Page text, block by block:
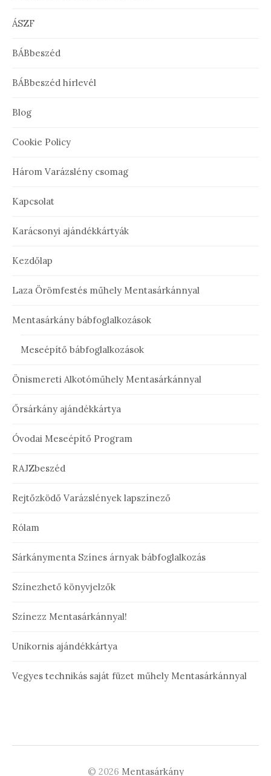
ÁSZF
BÁBbeszéd
BÁBbeszéd hírlevél
Blog
Cookie Policy
Három Varázslény csomag
Kapcsolat
Karácsonyi ajándékkártyák
Kezdőlap
Laza Örömfestés műhely Mentasárkánnyal
Mentasárkány bábfoglalkozások
Meseépítő bábfoglalkozások
Önismereti Alkotóműhely Mentasárkánnyal
Őrsárkány ajándékkártya
Óvodai Meseépítő Program
RAJZbeszéd
Rejtőzködő Varázslények lapszínező
Rólam
Sárkánymenta Színes árnyak bábfoglalkozás
Színezhető könyvjelzők
Színezz Mentasárkánnyal!
Unikornis ajándékkártya
Vegyes technikás saját füzet műhely Mentasárkánnyal
© 2026 Mentasárkány